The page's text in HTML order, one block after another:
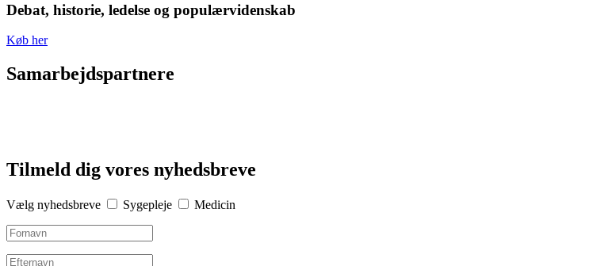
Debat, historie, ledelse og populærvidenskab
Køb her
Samarbejdspartnere
Tilmeld dig vores nyhedsbreve
Vælg nyhedsbreve Sygepleje Medicin